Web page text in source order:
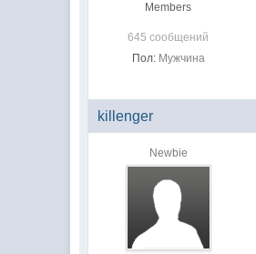
Members
645 сообщений
Пол: Мужчина
killenger
Newbie